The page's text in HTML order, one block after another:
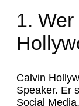
1.
Calvin
Speaker. Er
Social